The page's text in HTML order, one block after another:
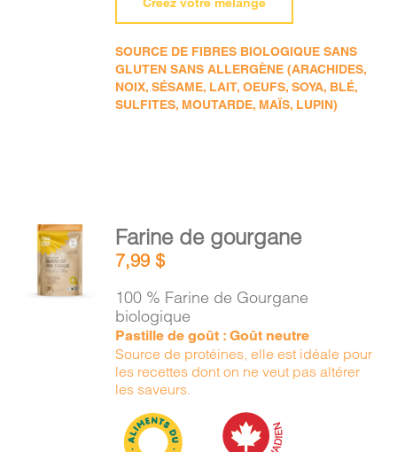
SOURCE DE FIBRES BIOLOGIQUE SANS
GLUTEN SANS ALLERGÈNE (ARACHIDES,
NOIX, SÉSAME, LAIT, OEUFS, SOYA, BLÉ,
SULFITES, MOUTARDE, MAÏS, LUPIN)
AJOUTER
AU
PANIER
Farine de gourgane
7,99$
100 % Farine de Gourgane
biologique
Pastille de goût : Goût neutre
Source de protéines, elle est idéale pour
les recettes dont on ne veut pas altérer
les saveurs.